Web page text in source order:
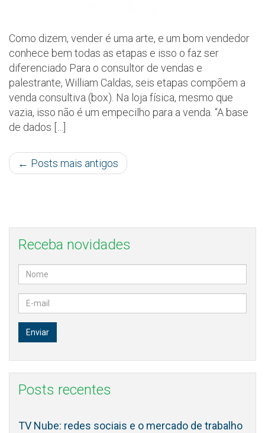
Como dizem, vender é uma arte, e um bom vendedor
conhece bem todas as etapas e isso o faz ser
diferenciado Para o consultor de vendas e
palestrante, William Caldas, seis etapas compõem a
venda consultiva (box). Na loja física, mesmo que
vazia, isso não é um empecilho para a venda. “A base
de dados […]
← Posts mais antigos
Receba novidades
Posts recentes
TV Nube: redes sociais e o mercado de trabalho